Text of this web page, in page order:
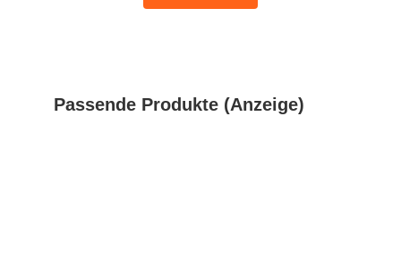
Passende Produkte (Anzeige)